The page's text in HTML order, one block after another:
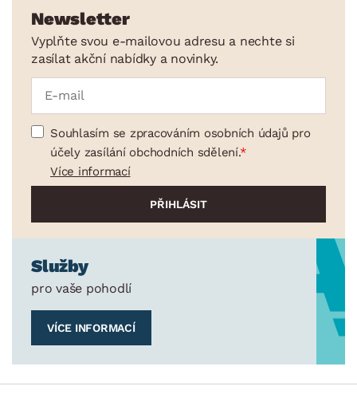
Newsletter
Vyplňte svou e-mailovou adresu a nechte si
zasílat akční nabídky a novinky.
Souhlasím se zpracováním osobních údajů pro
účely zasílání obchodních sdělení.
Více informací
Služby
pro vaše pohodlí
VÍCE INFORMACÍ